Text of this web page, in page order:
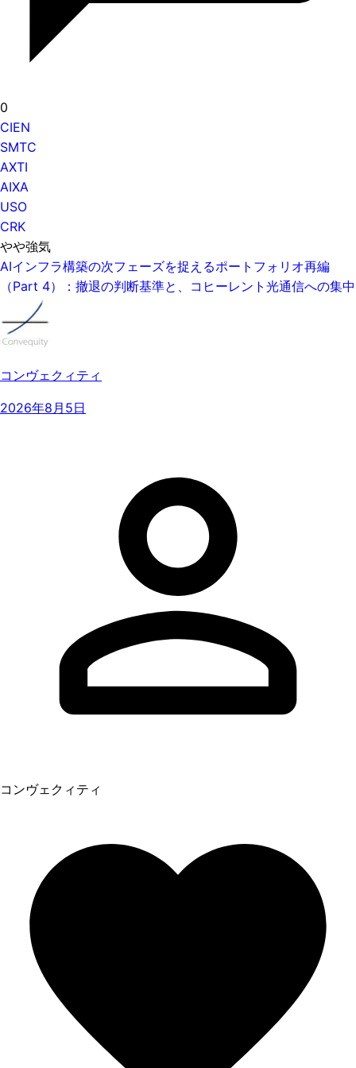
0
CIEN
SMTC
AXTI
AIXA
USO
CRK
やや強気
AIインフラ構築の次フェーズを捉えるポートフォリオ再編
（Part 4）：撤退の判断基準と、コヒーレント光通信への集中
コンヴェクィティ
2026年8月5日
コンヴェクィティ